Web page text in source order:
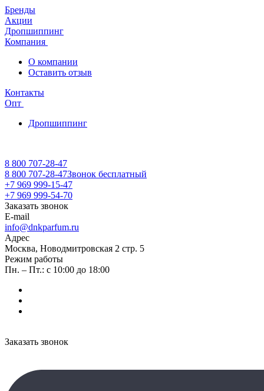
Бренды
Акции
Дропшиппинг
Компания
О компании
Оставить отзыв
Контакты
Опт
Дропшиппинг
8 800 707-28-47
8 800 707-28-47Звонок бесплатный
+7 969 999-15-47
+7 969 999-54-70
Заказать звонок
E-mail
info@dnkparfum.ru
Адрес
Москва, Новодмитровская 2 стр. 5
Режим работы
Пн. – Пт.: с 10:00 до 18:00
Заказать звонок